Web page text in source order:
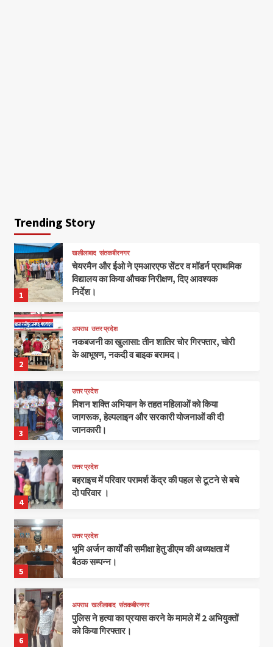
Trending Story
1
खलीलाबाद संतकबीरनगर
चेयरमैन और ईओ ने एमआरएफ सेंटर व मॉडर्न प्राथमिक
विद्यालय का किया औचक निरीक्षण, दिए आवश्यक
निर्देश।
2
अपराध उत्तर प्रदेश
नकबजनी का खुलासा: तीन शातिर चोर गिरफ्तार, चोरी
के आभूषण, नकदी व बाइक बरामद।
3
उत्तर प्रदेश
मिशन शक्ति अभियान के तहत महिलाओं को किया
जागरूक, हेल्पलाइन और सरकारी योजनाओं की दी
जानकारी।
4
उत्तर प्रदेश
बहराइच में परिवार परामर्श केंद्र की पहल से टूटने से बचे
दो परिवार ।
5
उत्तर प्रदेश
भूमि अर्जन कार्यों की समीक्षा हेतु डीएम की अध्यक्षता में
बैठक सम्पन्न।
6
अपराध खलीलाबाद संतकबीरनगर
पुलिस ने हत्या का प्रयास करने के मामले में 2 अभियुक्तों
को किया गिरफ्तार।